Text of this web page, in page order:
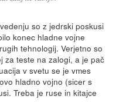
so z jedrski poskusi
konec hladne vojne
tehnologij. Verjetno so
za teste na zalogi, a je pač
v svetu se je vmes
hladno vojno (sicer s
Treba je ruse in kitajce